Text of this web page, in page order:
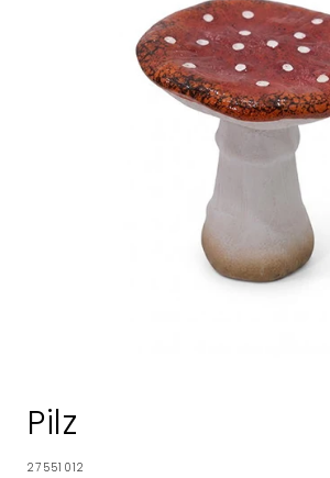
Modal
öffnen
Pilz
SKU:
27551012